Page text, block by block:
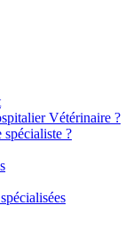
Vétérinaire ?
spécialiste ?